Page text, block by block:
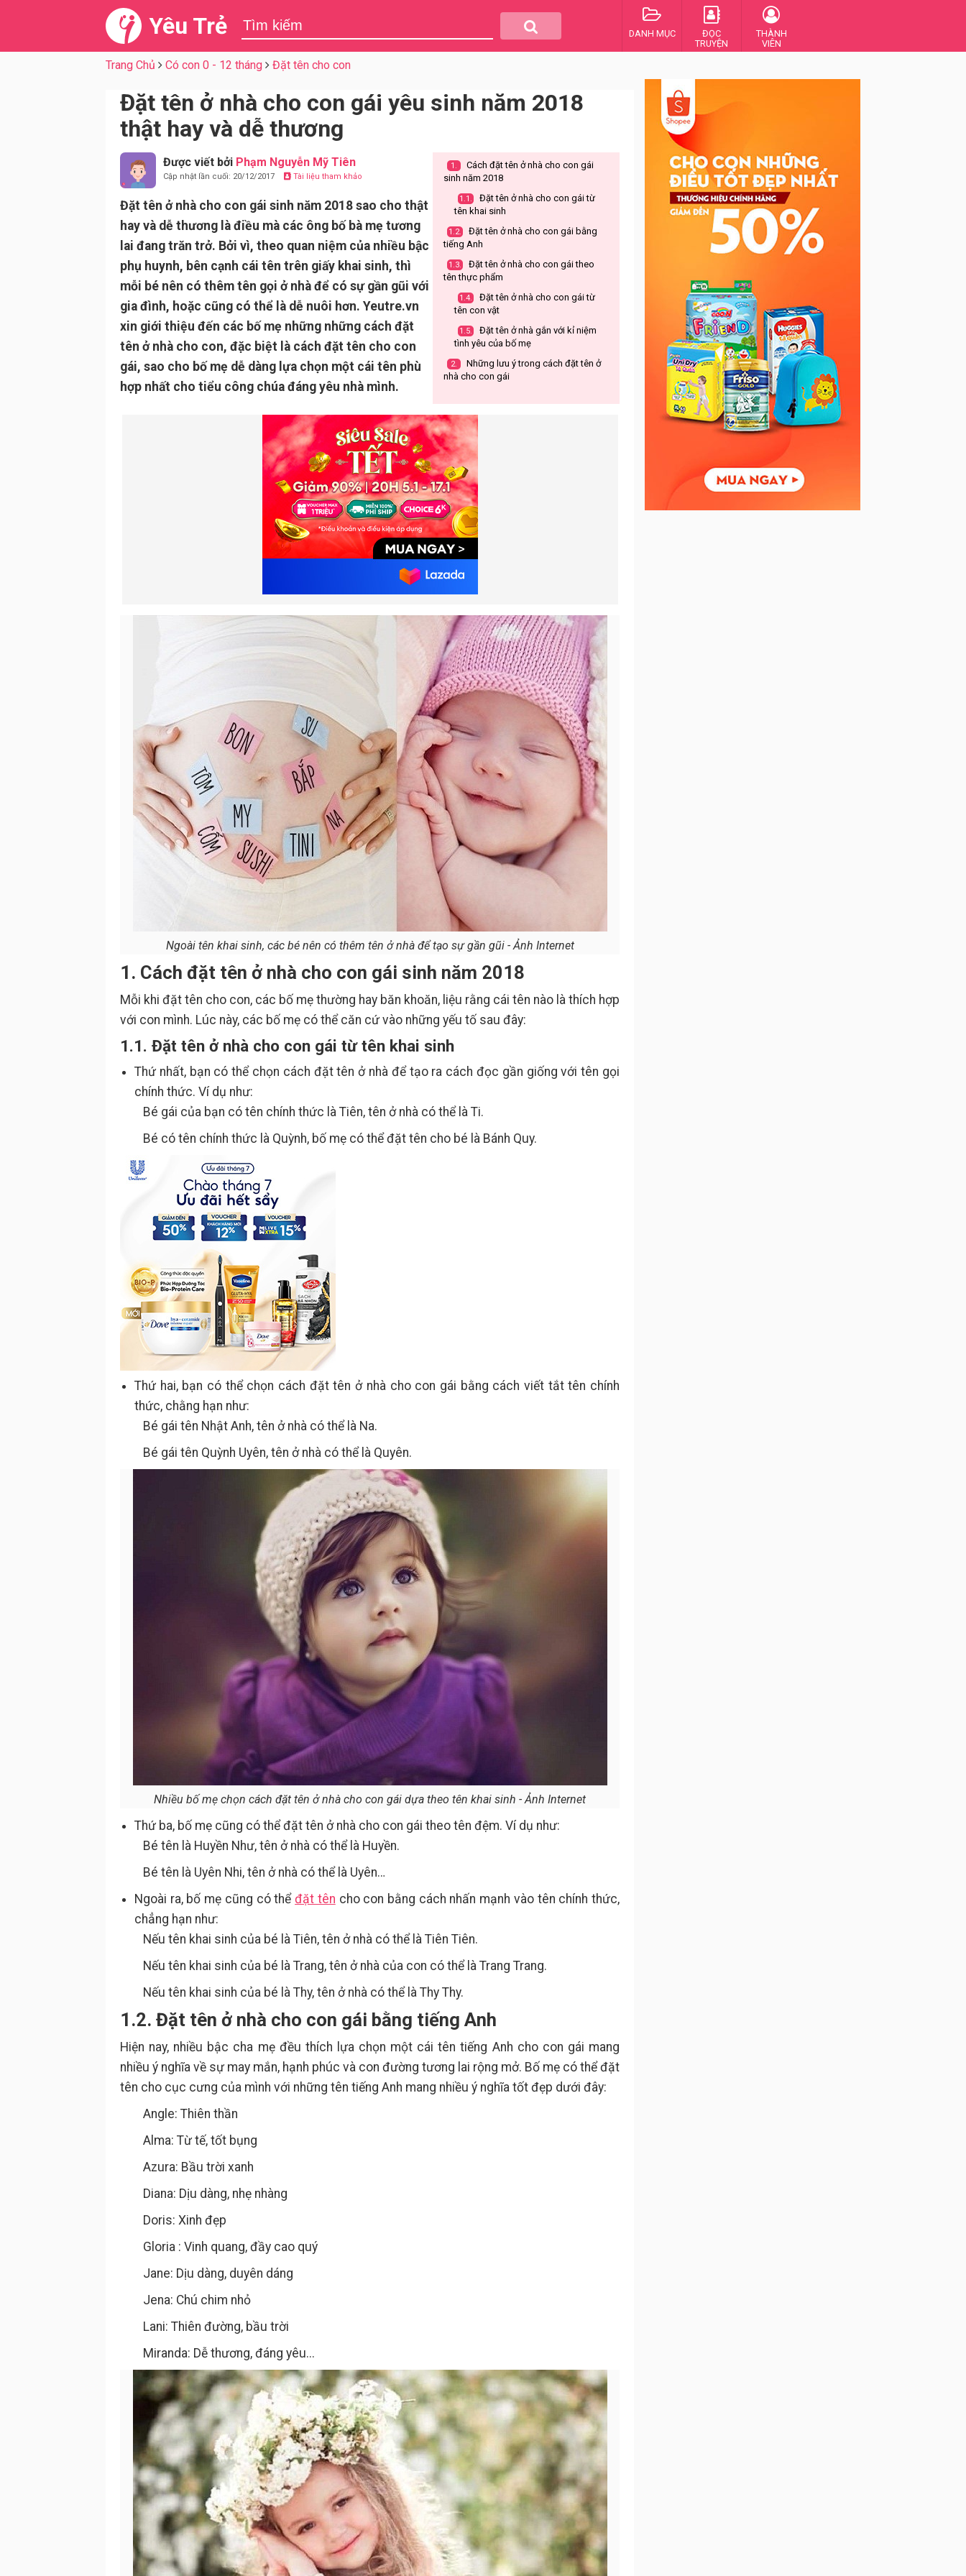
Yêu Trẻ DANH MỤC
ĐỌC
TRUYỆN
THÀNH
VIÊN
Trang Chủ Có con 0 - 12 tháng Đặt tên cho con
Đặt tên ở nhà cho con gái yêu sinh năm 2018
thật hay và dễ thương
Được viết bởi Phạm Nguyễn Mỹ Tiên
Cập nhật lần cuối: 20/12/2017 Tài liệu tham khảo
Đặt tên ở nhà cho con gái sinh năm 2018 sao cho thật
hay và dễ thương là điều mà các ông bố bà mẹ tương
lai đang trăn trở. Bởi vì, theo quan niệm của nhiều bậc
phụ huynh, bên cạnh cái tên trên giấy khai sinh, thì
mỗi bé nên có thêm tên gọi ở nhà để có sự gần gũi với
gia đình, hoặc cũng có thể là dễ nuôi hơn. Yeutre.vn
xin giới thiệu đến các bố mẹ những những cách đặt
tên ở nhà cho con, đặc biệt là cách đặt tên cho con
gái, sao cho bố mẹ dễ dàng lựa chọn một cái tên phù
hợp nhất cho tiểu công chúa đáng yêu nhà mình.
1.
Cách đặt tên ở nhà cho con gái
sinh năm 2018
1.1.
Đặt tên ở nhà cho con gái từ
tên khai sinh
1.2.
Đặt tên ở nhà cho con gái bằng
tiếng Anh
1.3.
Đặt tên ở nhà cho con gái theo
tên thực phẩm
1.4.
Đặt tên ở nhà cho con gái từ
tên con vật
1.5.
Đặt tên ở nhà gắn với kỉ niệm
tình yêu của bố mẹ
2.
Những lưu ý trong cách đặt tên ở
nhà cho con gái
Ngoài tên khai sinh, các bé nên có thêm tên ở nhà để tạo sự gần gũi - Ảnh Internet
1. Cách đặt tên ở nhà cho con gái sinh năm 2018
Mỗi khi đặt tên cho con, các bố mẹ thường hay băn khoăn, liệu rằng cái tên nào là thích hợp
với con mình. Lúc này, các bố mẹ có thể căn cứ vào những yếu tố sau đây:
1.1. Đặt tên ở nhà cho con gái từ tên khai sinh
Thứ nhất, bạn có thể chọn cách đặt tên ở nhà để tạo ra cách đọc gần giống với tên gọi
chính thức. Ví dụ như:
Bé gái của bạn có tên chính thức là Tiên, tên ở nhà có thể là Ti.
Bé có tên chính thức là Quỳnh, bố mẹ có thể đặt tên cho bé là Bánh Quy.
Thứ hai, bạn có thể chọn cách đặt tên ở nhà cho con gái bằng cách viết tắt tên chính
thức, chằng hạn như:
Bé gái tên Nhật Anh, tên ở nhà có thể là Na.
Bé gái tên Quỳnh Uyên, tên ở nhà có thể là Quyên.
Nhiều bố mẹ chọn cách đặt tên ở nhà cho con gái dựa theo tên khai sinh - Ảnh Internet
Thứ ba, bố mẹ cũng có thể đặt tên ở nhà cho con gái theo tên đệm. Ví dụ như:
Bé tên là Huyền Như, tên ở nhà có thể là Huyền.
Bé tên là Uyên Nhi, tên ở nhà có thể là Uyên…
Ngoài ra, bố mẹ cũng có thểđặt tên cho con bằng cách nhấn mạnh vào tên chính thức,
chẳng hạn như:
Nếu tên khai sinh của bé là Tiên, tên ở nhà có thể là Tiên Tiên.
Nếu tên khai sinh của bé là Trang, tên ở nhà của con có thể là Trang Trang.
Nếu tên khai sinh của bé là Thy, tên ở nhà có thể là Thy Thy.
1.2. Đặt tên ở nhà cho con gái bằng tiếng Anh
Hiện nay, nhiều bậc cha mẹ đều thích lựa chọn một cái tên tiếng Anh cho con gái mang
nhiều ý nghĩa về sự may mắn, hạnh phúc và con đường tương lai rộng mở. Bố mẹ có thể đặt
tên cho cục cưng của mình với những tên tiếng Anh mang nhiều ý nghĩa tốt đẹp dưới đây:
Angle: Thiên thần
Alma: Từ tế, tốt bụng
Azura: Bầu trời xanh
Diana: Dịu dàng, nhẹ nhàng
Doris: Xinh đẹp
Gloria : Vinh quang, đầy cao quý
Jane: Dịu dàng, duyên dáng
Jena: Chú chim nhỏ
Lani: Thiên đường, bầu trời
Miranda: Dễ thương, đáng yêu...